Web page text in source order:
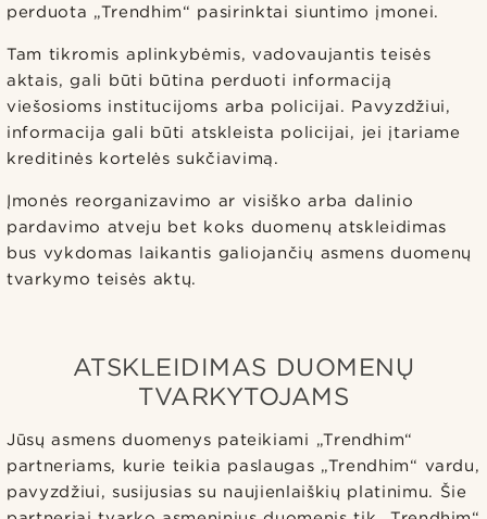
perduota „Trendhim“ pasirinktai siuntimo įmonei.
Tam tikromis aplinkybėmis, vadovaujantis teisės
aktais, gali būti būtina perduoti informaciją
viešosioms institucijoms arba policijai. Pavyzdžiui,
informacija gali būti atskleista policijai, jei įtariame
kreditinės kortelės sukčiavimą.
Įmonės reorganizavimo ar visiško arba dalinio
pardavimo atveju bet koks duomenų atskleidimas
bus vykdomas laikantis galiojančių asmens duomenų
tvarkymo teisės aktų.
ATSKLEIDIMAS DUOMENŲ
TVARKYTOJAMS
Jūsų asmens duomenys pateikiami „Trendhim“
partneriams, kurie teikia paslaugas „Trendhim“ vardu,
pavyzdžiui, susijusias su naujienlaiškių platinimu. Šie